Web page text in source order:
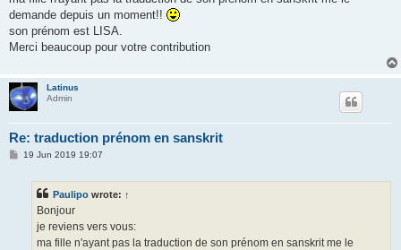
demande depuis un moment!!
son prénom est LISA.
Merci beaucoup pour votre contribution
Latinus
Admin
Re: traduction prénom en sanskrit
P19 Jun 2019 19:07
Paulipo wrote: ↑
Bonjour
je reviens vers vous:
ma fille n'ayant pas la traduction de son prénom en sanskrit me le